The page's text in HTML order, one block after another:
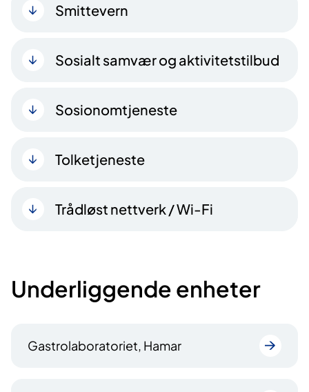
Smittevern
Sosialt samvær og aktivitetstilbud
Sosionomtjeneste
Tolketjeneste
Trådløst nettverk / Wi-Fi
Underliggende enheter
Gastrolaboratoriet, Hamar